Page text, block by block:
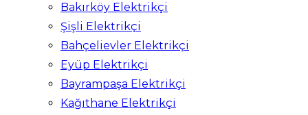
Bakırköy Elektrikçi
Şişli Elektrikçi
Bahçelievler Elektrikçi
Eyüp Elektrikçi
Bayrampaşa Elektrikçi
Kağıthane Elektrikçi